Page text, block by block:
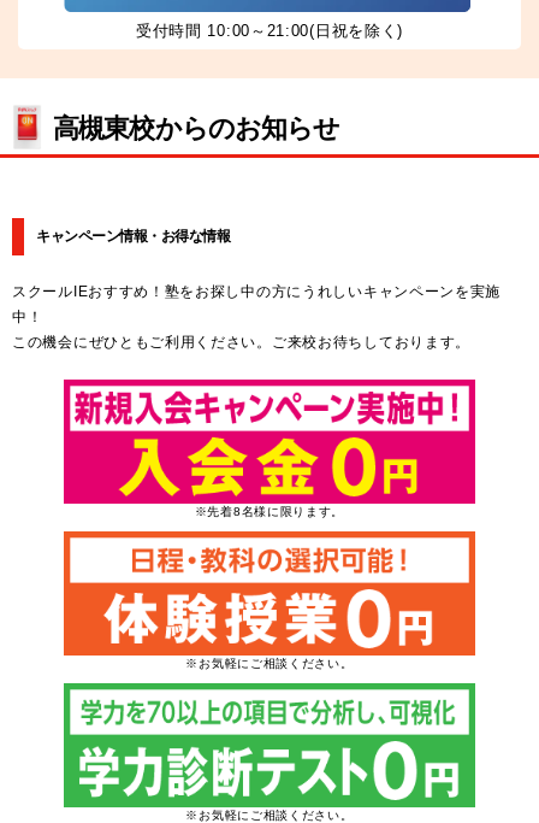
受付時間 10:00～21:00(日祝を除く)
高槻東校からのお知らせ
キャンペーン情報・お得な情報
スクールIEおすすめ！塾をお探し中の方にうれしいキャンペーンを実施
中！
この機会にぜひともご利用ください。ご来校お待ちしております。
※先着8名様に限ります。
※お気軽にご相談ください。
※お気軽にご相談ください。